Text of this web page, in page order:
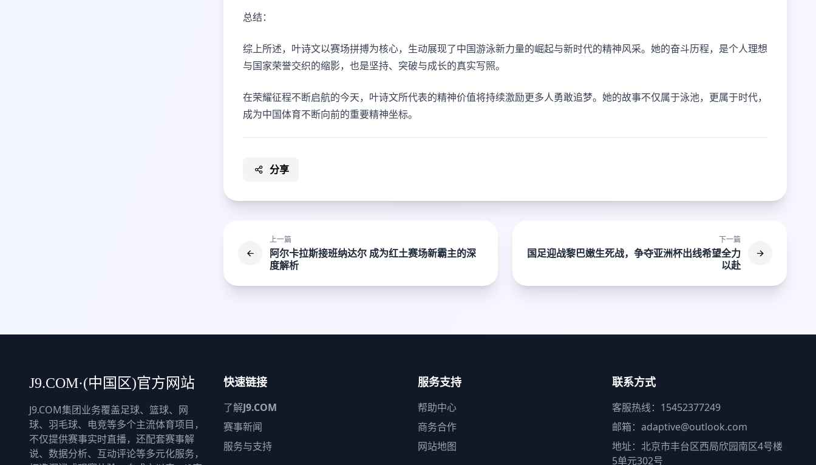
总结：
综上所述，叶诗文以赛场拼搏为核心，生动展现了中国游泳新力量的崛起与新时代的精神风采。她的奋斗历程，是个人理想
与国家荣誉交织的缩影，也是坚持、突破与成长的真实写照。
在荣耀征程不断启航的今天，叶诗文所代表的精神价值将持续激励更多人勇敢追梦。她的故事不仅属于泳池，更属于时代，
成为中国体育不断向前的重要精神坐标。
分享
上一篇
阿尔卡拉斯接班纳达尔 成为红土赛场新霸主的深
度解析
下一篇
国足迎战黎巴嫩生死战，争夺亚洲杯出线希望全力
以赴
J9.COM·(中国区)官方网站
J9.COM集团业务覆盖足球、篮球、网
球、羽毛球、电竞等多个主流体育项目，
不仅提供赛事实时直播，还配套赛事解
说、数据分析、互动评论等多元化服务，
快速链接
了解J9.COM
赛事新闻
服务与支持
服务支持
帮助中心
商务合作
网站地图
联系方式
客服热线：15452377249
邮箱：adaptive@outlook.com
地址：北京市丰台区西局欣园南区4号楼
5单元302号